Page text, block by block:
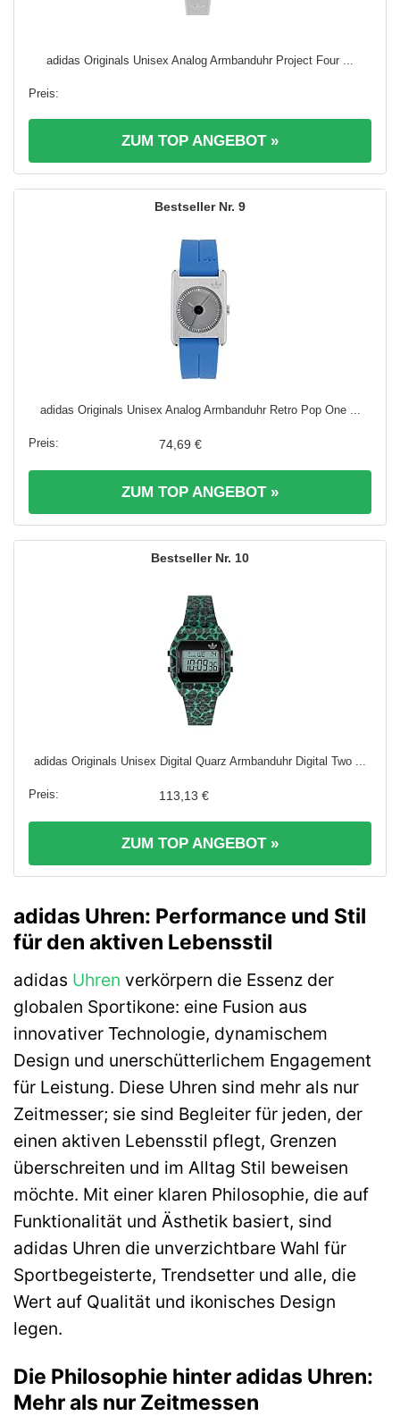
adidas Originals Unisex Analog Armbanduhr Project Four ...
ZUM TOP ANGEBOT »
9
adidas Originals Unisex Analog Armbanduhr Retro Pop One ...
74,69 €
ZUM TOP ANGEBOT »
10
adidas Originals Unisex Digital Quarz Armbanduhr Digital Two ...
113,13 €
ZUM TOP ANGEBOT »
adidas Uhren: Performance und Stil
für den aktiven Lebensstil
adidas Uhren verkörpern die Essenz der
globalen Sportikone: eine Fusion aus
innovativer Technologie, dynamischem
Design und unerschütterlichem Engagement
für Leistung. Diese Uhren sind mehr als nur
Zeitmesser; sie sind Begleiter für jeden, der
einen aktiven Lebensstil pflegt, Grenzen
überschreiten und im Alltag Stil beweisen
möchte. Mit einer klaren Philosophie, die auf
Funktionalität und Ästhetik basiert, sind
adidas Uhren die unverzichtbare Wahl für
Sportbegeisterte, Trendsetter und alle, die
Wert auf Qualität und ikonisches Design
legen.
Die Philosophie hinter adidas Uhren:
Mehr als nur Zeitmessen